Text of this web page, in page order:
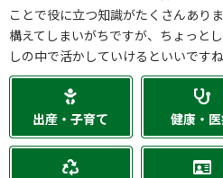
ことで役に立つ知識がたくさんあり
構えてしまいがちですが、ちょっと
しの中で活かしていけるといいですね
出産・子育て 健康・